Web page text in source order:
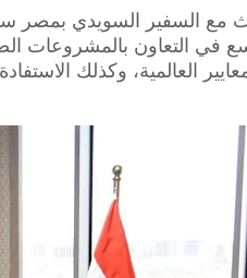
مع السفير السويدي بمصر
في التعاون بالمشروعات
العالمية، وكذلك